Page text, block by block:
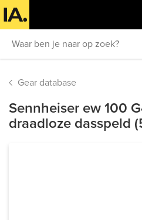
Gear database
Sennheiser ew 100
draadloze dasspeld